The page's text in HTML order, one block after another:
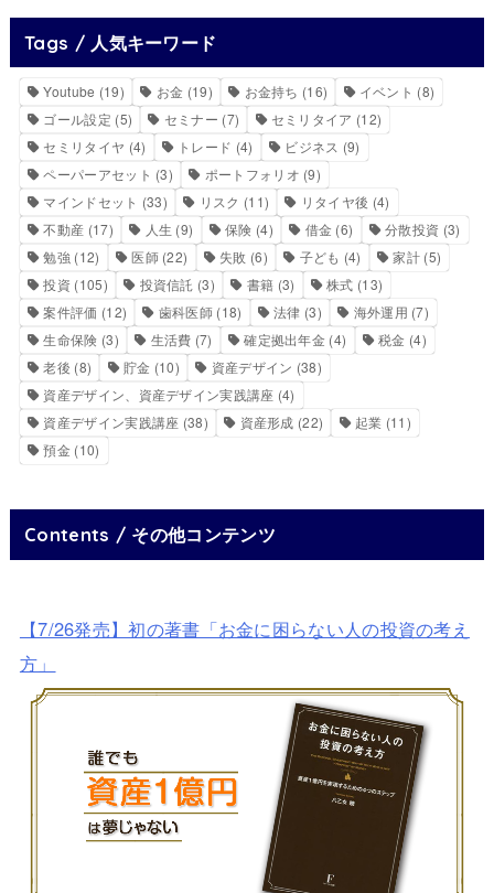
Tags / 人気キーワード
Youtube (19) お金 (19) お金持ち (16) イベント (8)
ゴール設定 (5) セミナー (7) セミリタイア (12)
セミリタイヤ (4) トレード (4) ビジネス (9)
ペーパーアセット (3) ポートフォリオ (9)
マインドセット (33) リスク (11) リタイヤ後 (4)
不動産 (17) 人生 (9) 保険 (4) 借金 (6) 分散投資 (3)
勉強 (12) 医師(22) 失敗 (6) 子ども (4) 家計(5)
投資 (105) 投資信託 (3) 書籍 (3) 株式 (13)
案件評価 (12) 歯科医師 (18) 法律 (3) 海外運用 (7)
生命保険 (3) 生活費 (7) 確定拠出年金 (4) 税金 (4)
老後 (8) 貯金 (10) 資産デザイン (38)
資産デザイン、資産デザイン実践講座 (4)
資産デザイン実践講座 (38) 資産形成 (22) 起業 (11)
預金 (10)
Contents / その他コンテンツ
【7/26発売】初の著書「お金に困らない人の投資の考え
方」